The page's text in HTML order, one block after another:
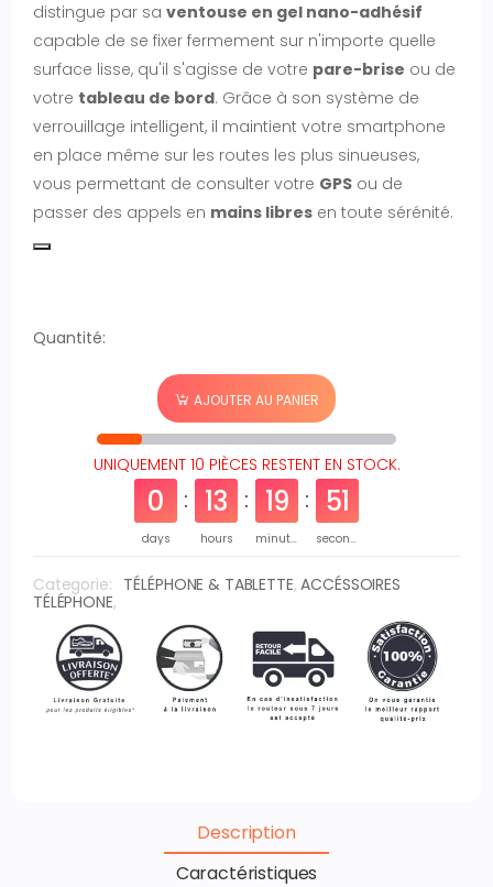
distingue par sa ventouse en gel nano-adhésif
capable de se fixer fermement sur n'importe quelle
surface lisse, qu'il s'agisse de votre pare-brise ou de
votre tableau de bord. Grâce à son système de
verrouillage intelligent, il maintient votre smartphone
en place même sur les routes les plus sinueuses,
vous permettant de consulter votre GPS ou de
passer des appels en mains libres en toute sérénité.
Quantité:
AJOUTER AU PANIER
UNIQUEMENT 10 PIÈCES RESTENT EN STOCK.
0
days
13
hours
19
minutes
50
seconds
Categorie: TÉLÉPHONE & TABLETTE,ACCÉSSOIRES
TÉLÉPHONE,
Description
Caractéristiques